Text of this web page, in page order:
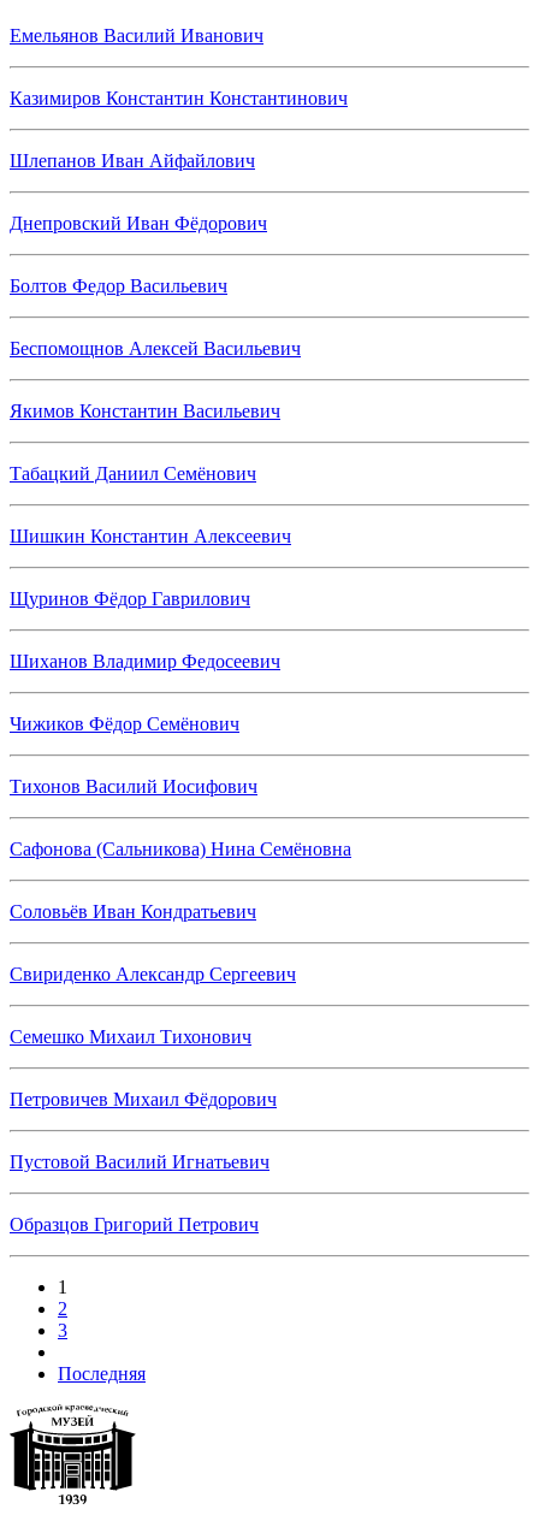
Емельянов Василий Иванович
Казимиров Константин Константинович
Шлепанов Иван Айфайлович
Днепровский Иван Фёдорович
Болтов Федор Васильевич
Беспомощнов Алексей Васильевич
Якимов Константин Васильевич
Табацкий Даниил Семёнович
Шишкин Константин Алексеевич
Щуринов Фёдор Гаврилович
Шиханов Владимир Федосеевич
Чижиков Фёдор Семёнович
Тихонов Василий Иосифович
Сафонова (Сальникова) Нина Семёновна
Соловьёв Иван Кондратьевич
Свириденко Александр Сергеевич
Семешко Михаил Тихонович
Петровичев Михаил Фёдорович
Пустовой Василий Игнатьевич
Образцов Григорий Петрович
1
2
3
Последняя